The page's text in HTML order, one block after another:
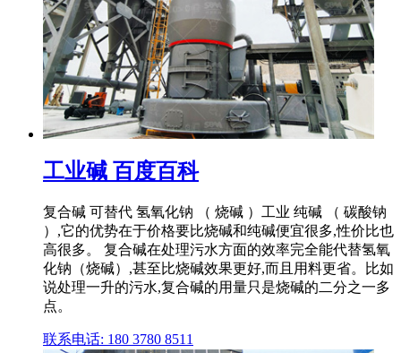
工业碱 百度百科
复合碱 可替代 氢氧化钠 （ 烧碱 ）工业 纯碱 （ 碳酸钠
）,它的优势在于价格要比烧碱和纯碱便宜很多,性价比也
高很多。 复合碱在处理污水方面的效率完全能代替氢氧
化钠（烧碱）,甚至比烧碱效果更好,而且用料更省。比如
说处理一升的污水,复合碱的用量只是烧碱的二分之一多
点。
联系电话: 180 3780 8511